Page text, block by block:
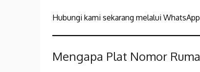
Hubungi kami sekarang melalui
Mengapa Plat Nomor